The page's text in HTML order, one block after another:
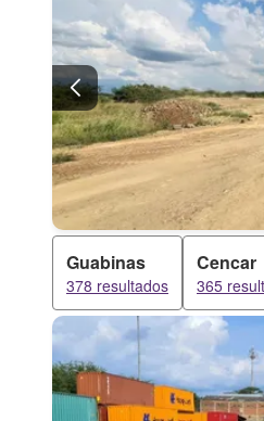
Guabinas
378 resultados
Cencar
365